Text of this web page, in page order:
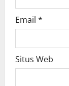
Email *
Situs Web